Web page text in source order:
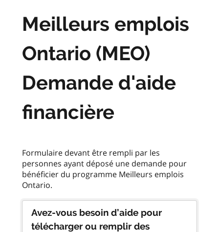
Meilleurs emplois
Ontario (MEO)
Demande d'aide
financière
Formulaire devant être rempli par les
personnes ayant déposé une demande pour
bénéficier du programme Meilleurs emplois
Avez-vous besoin d’aide pour
télécharger ou remplir des